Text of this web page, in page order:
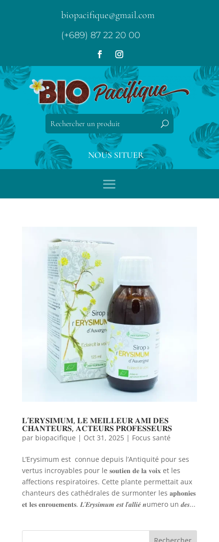
biopacifique@gmail.com
(+689) 87 22 20 00
NOUS SITUER
𝐋’𝐄𝐑𝐘𝐒𝐈𝐌𝐔𝐌, 𝐋𝐄 𝐌𝐄𝐈𝐋𝐋𝐄𝐔𝐑 𝐀𝐌𝐈 𝐃𝐄𝐒
𝐂𝐇𝐀𝐍𝐓𝐄𝐔𝐑𝐒, 𝐀𝐂𝐓𝐄𝐔𝐑𝐒 𝐏𝐑𝐎𝐅𝐄𝐒𝐒𝐄𝐔𝐑𝐒
par biopacifique | Oct 31, 2025| Focus santé
L’Erysimum est connue depuis l’Antiquité pour ses
vertus incroyables pour le 𝐬𝐨𝐮𝐭𝐢𝐞𝐧 𝐝𝐞 𝐥𝐚 𝐯𝐨𝐢𝐱 et les
affections respiratoires. Cette plante permettait aux
chanteurs des cathédrales de surmonter les 𝐚𝐩𝐡𝐨𝐧𝐢𝐞𝐬
𝐞𝐭 𝐥𝐞𝐬 𝐞𝐧𝐫𝐨𝐮𝐞𝐦𝐞𝐧𝐭𝐬. 𝑳’𝑬𝒓𝒚𝒔𝒊𝒎𝒖𝒎 𝒆𝒔𝒕 𝒍’𝒂𝒍𝒍𝒊𝒆́ 𝒏umero un 𝒅𝒆𝒔...